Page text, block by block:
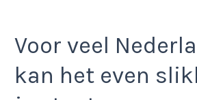
Voor veel
kan het even